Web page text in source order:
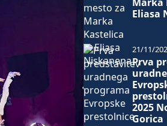
Eliasa
Prva
2025
Gorica
21/11/